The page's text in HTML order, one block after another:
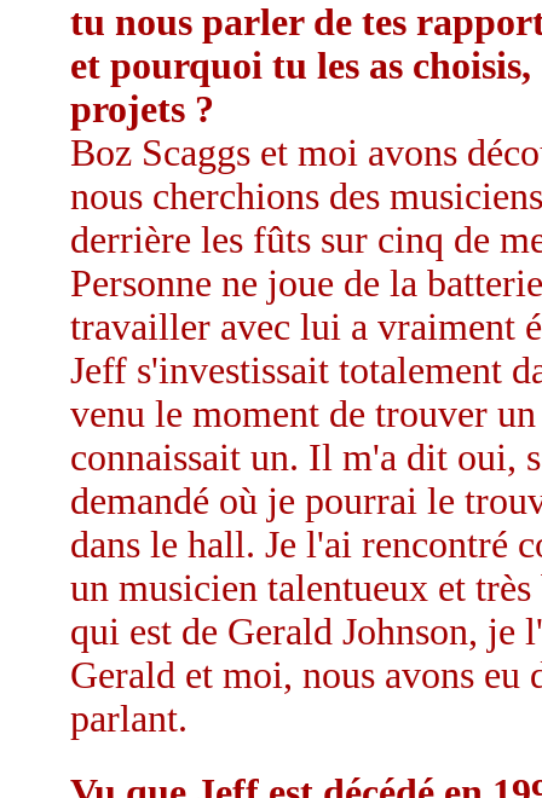
tu nous parler de tes
et pourquoi tu les as
projets ?
Boz Scaggs et moi avons
nous cherchions des
derrière les fûts sur cinq de
Personne ne joue de la
travailler avec lui a vraiment
Jeff s'investissait totalement
venu le moment de trouver
connaissait un. Il m'a dit oui,
demandé où je pourrai le
dans le hall. Je l'ai rencontré
un musicien talentueux et
qui est de Gerald Johnson, je
Gerald et moi, nous avons eu
parlant.